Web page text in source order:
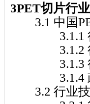
3PET切片行
3.1 中国
3.1.1 行业
3.1.2 行
3.1.3 行
3.1.4 政策
3.2 行业技